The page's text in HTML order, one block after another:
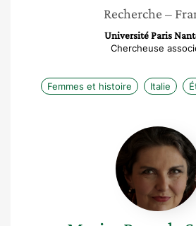
Recherche –
Université Paris
Chercheuse
Femmes et histoire Italie
Marie
-